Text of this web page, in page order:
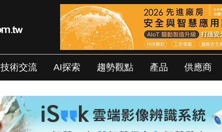
技術交流 AI探索 趨勢觀點 產品 供應商